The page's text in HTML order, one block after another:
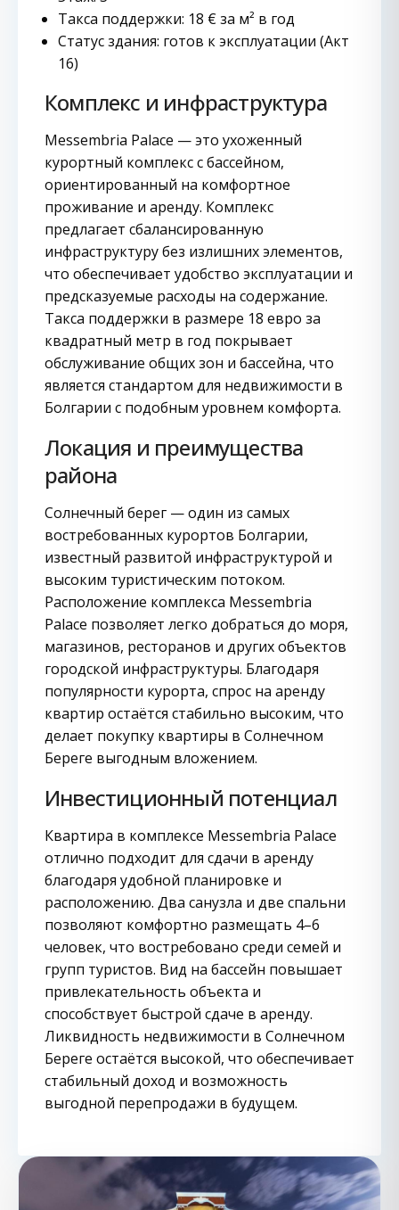
Такса поддержки: 18 € за м² в год
Статус здания: готов к эксплуатации (Акт
16)
Комплекс и инфраструктура
Messembria Palace — это ухоженный
курортный комплекс с бассейном,
ориентированный на комфортное
проживание и аренду. Комплекс
предлагает сбалансированную
инфраструктуру без излишних элементов,
что обеспечивает удобство эксплуатации и
предсказуемые расходы на содержание.
Такса поддержки в размере 18 евро за
квадратный метр в год покрывает
обслуживание общих зон и бассейна, что
является стандартом для недвижимости в
Болгарии с подобным уровнем комфорта.
Локация и преимущества
района
Солнечный берег — один из самых
востребованных курортов Болгарии,
известный развитой инфраструктурой и
высоким туристическим потоком.
Расположение комплекса Messembria
Palace позволяет легко добраться до моря,
магазинов, ресторанов и других объектов
городской инфраструктуры. Благодаря
популярности курорта, спрос на аренду
квартир остаётся стабильно высоким, что
делает покупку квартиры в Солнечном
Береге выгодным вложением.
Инвестиционный потенциал
Квартира в комплексе Messembria Palace
отлично подходит для сдачи в аренду
благодаря удобной планировке и
расположению. Два санузла и две спальни
позволяют комфортно размещать 4–6
человек, что востребовано среди семей и
групп туристов. Вид на бассейн повышает
привлекательность объекта и
способствует быстрой сдаче в аренду.
Ликвидность недвижимости в Солнечном
Береге остаётся высокой, что обеспечивает
стабильный доход и возможность
выгодной перепродажи в будущем.